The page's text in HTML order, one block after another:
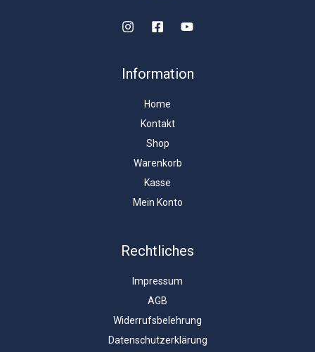
Information
Home
Kontakt
Shop
Warenkorb
Kasse
Mein Konto
Rechtliches
Impressum
AGB
Widerrufsbelehrung
Datenschutzerklärung